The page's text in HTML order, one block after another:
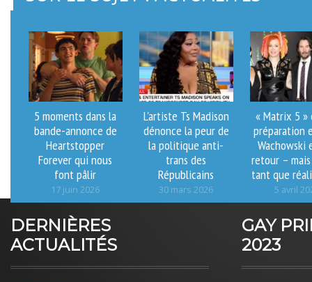
5 moments dans la
bande-annonce de
Heartstopper
Forever qui nous
font pâlir
17 juin 2026
L'artiste Ts Madison
dénonce la peur de
la politique anti-
trans des
Républicains
30 mars 2026
« Matrix 5 »
préparation
Wachowski
retour –
tant que
5 avril
DERNIÈRES
ACTUALITÉS
GAY
2023